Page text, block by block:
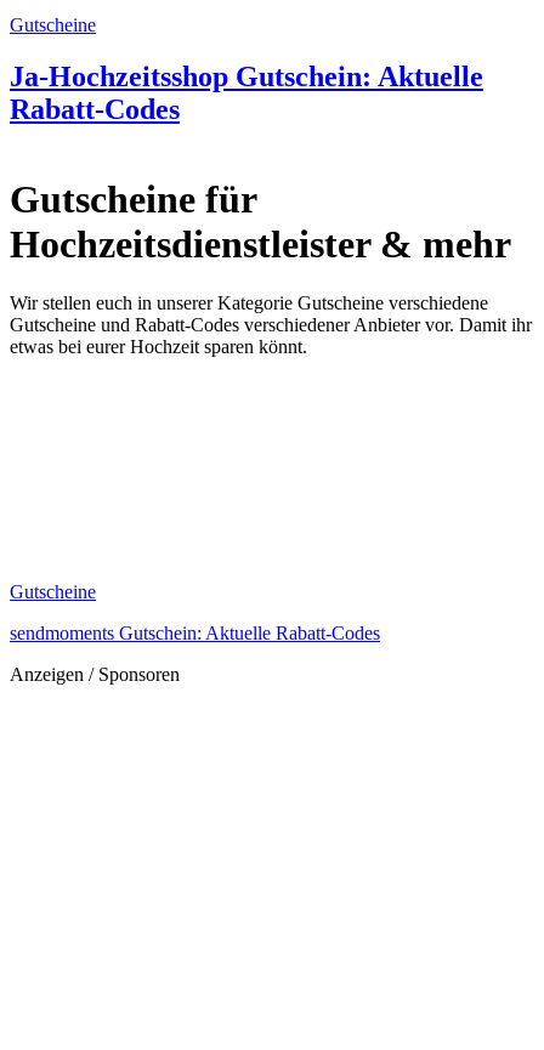
Gutscheine
Ja-Hochzeitsshop Gutschein: Aktuelle
Rabatt-Codes
Gutscheine für
Hochzeitsdienstleister & mehr
Wir stellen euch in unserer Kategorie Gutscheine verschiedene
Gutscheine und Rabatt-Codes verschiedener Anbieter vor. Damit ihr
etwas bei eurer Hochzeit sparen könnt.
Gutscheine
sendmoments Gutschein: Aktuelle Rabatt-Codes
Anzeigen / Sponsoren